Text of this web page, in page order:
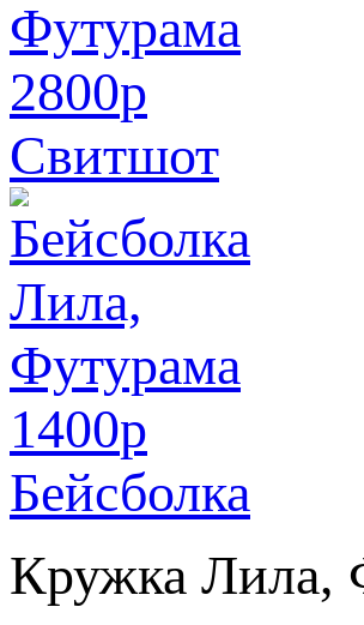
2800p
Свитшот
1400p
Бейсболка
Кружка Лила,